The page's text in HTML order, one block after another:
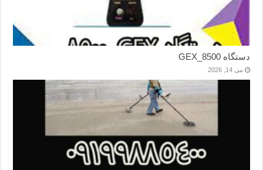
دستگاه GEX_8500
می 14, 2026